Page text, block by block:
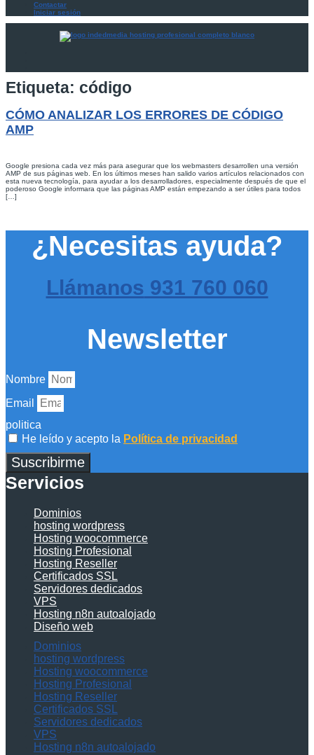
Contactar
Iniciar sesión
Etiqueta: código
CÓMO ANALIZAR LOS ERRORES DE CÓDIGO
AMP
Google presiona cada vez más para asegurar que los webmasters desarrollen una versión
AMP de sus páginas web. En los últimos meses han salido varios artículos relacionados con
esta nueva tecnología, para ayudar a los desarrolladores, especialmente después de que el
poderoso Google informara que las páginas AMP están empezando a ser útiles para todos
[…]
¿Necesitas ayuda?
Llámanos 931 760 060
Newsletter
Nombre
Email
politica
He leído y acepto la Política de privacidad
Suscribirme
Servicios
Dominios
hosting wordpress
Hosting woocommerce
Hosting Profesional
Hosting Reseller
Certificados SSL
Servidores dedicados
VPS
Hosting n8n autoalojado
Diseño web
Dominios
hosting wordpress
Hosting woocommerce
Hosting Profesional
Hosting Reseller
Certificados SSL
Servidores dedicados
VPS
Hosting n8n autoalojado